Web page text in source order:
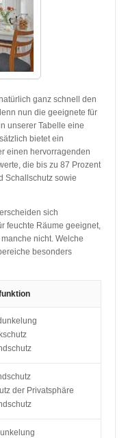
ganz schnell den
nun die geeignete für
unserer Tabelle eine
bietet ein
einen hervorragenden
die bis zu 87 Prozent
Schallschutz sowie
sich
feuchte Räume geeignet,
nicht. Welche
besonders
der Privatsphäre